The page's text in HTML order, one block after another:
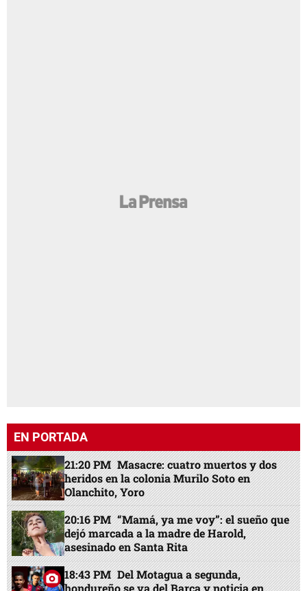
EN PORTADA
21:20 PM Masacre: cuatro muertos y dos
heridos en la colonia Murilo Soto en
Olanchito, Yoro
20:16 PM “Mamá, ya me voy”: el sueño que
dejó marcada a la madre de Harold,
asesinado en Santa Rita
18:43 PM Del Motagua a segunda,
hondureño se va del Barça y noticia en